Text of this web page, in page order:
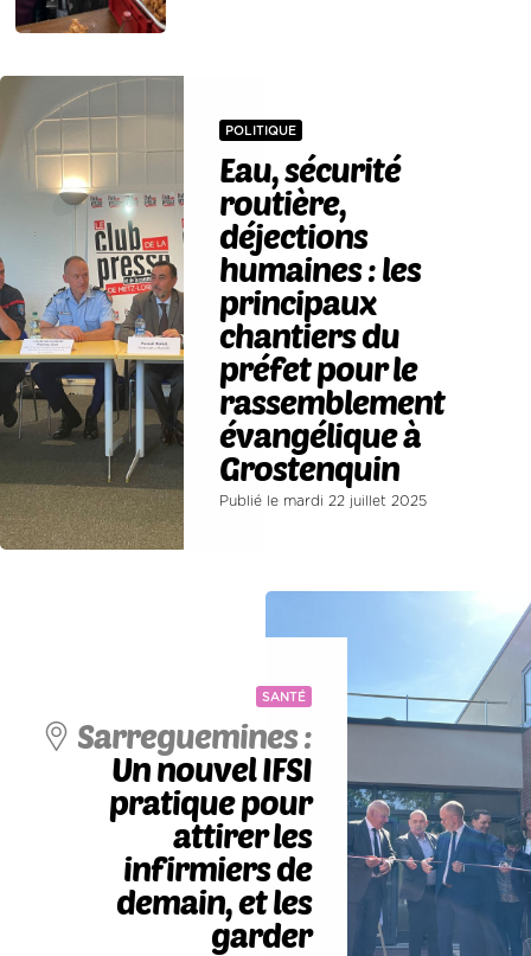
POLITIQUE
Eau, sécurité
routière,
déjections
humaines : les
principaux
chantiers du
préfet pour le
rassemblement
évangélique à
Grostenquin
Publié le mardi 22 juillet 2025
SANTÉ
Sarreguemines :
Un nouvel IFSI
pratique pour
attirer les
infirmiers de
demain, et les
garder